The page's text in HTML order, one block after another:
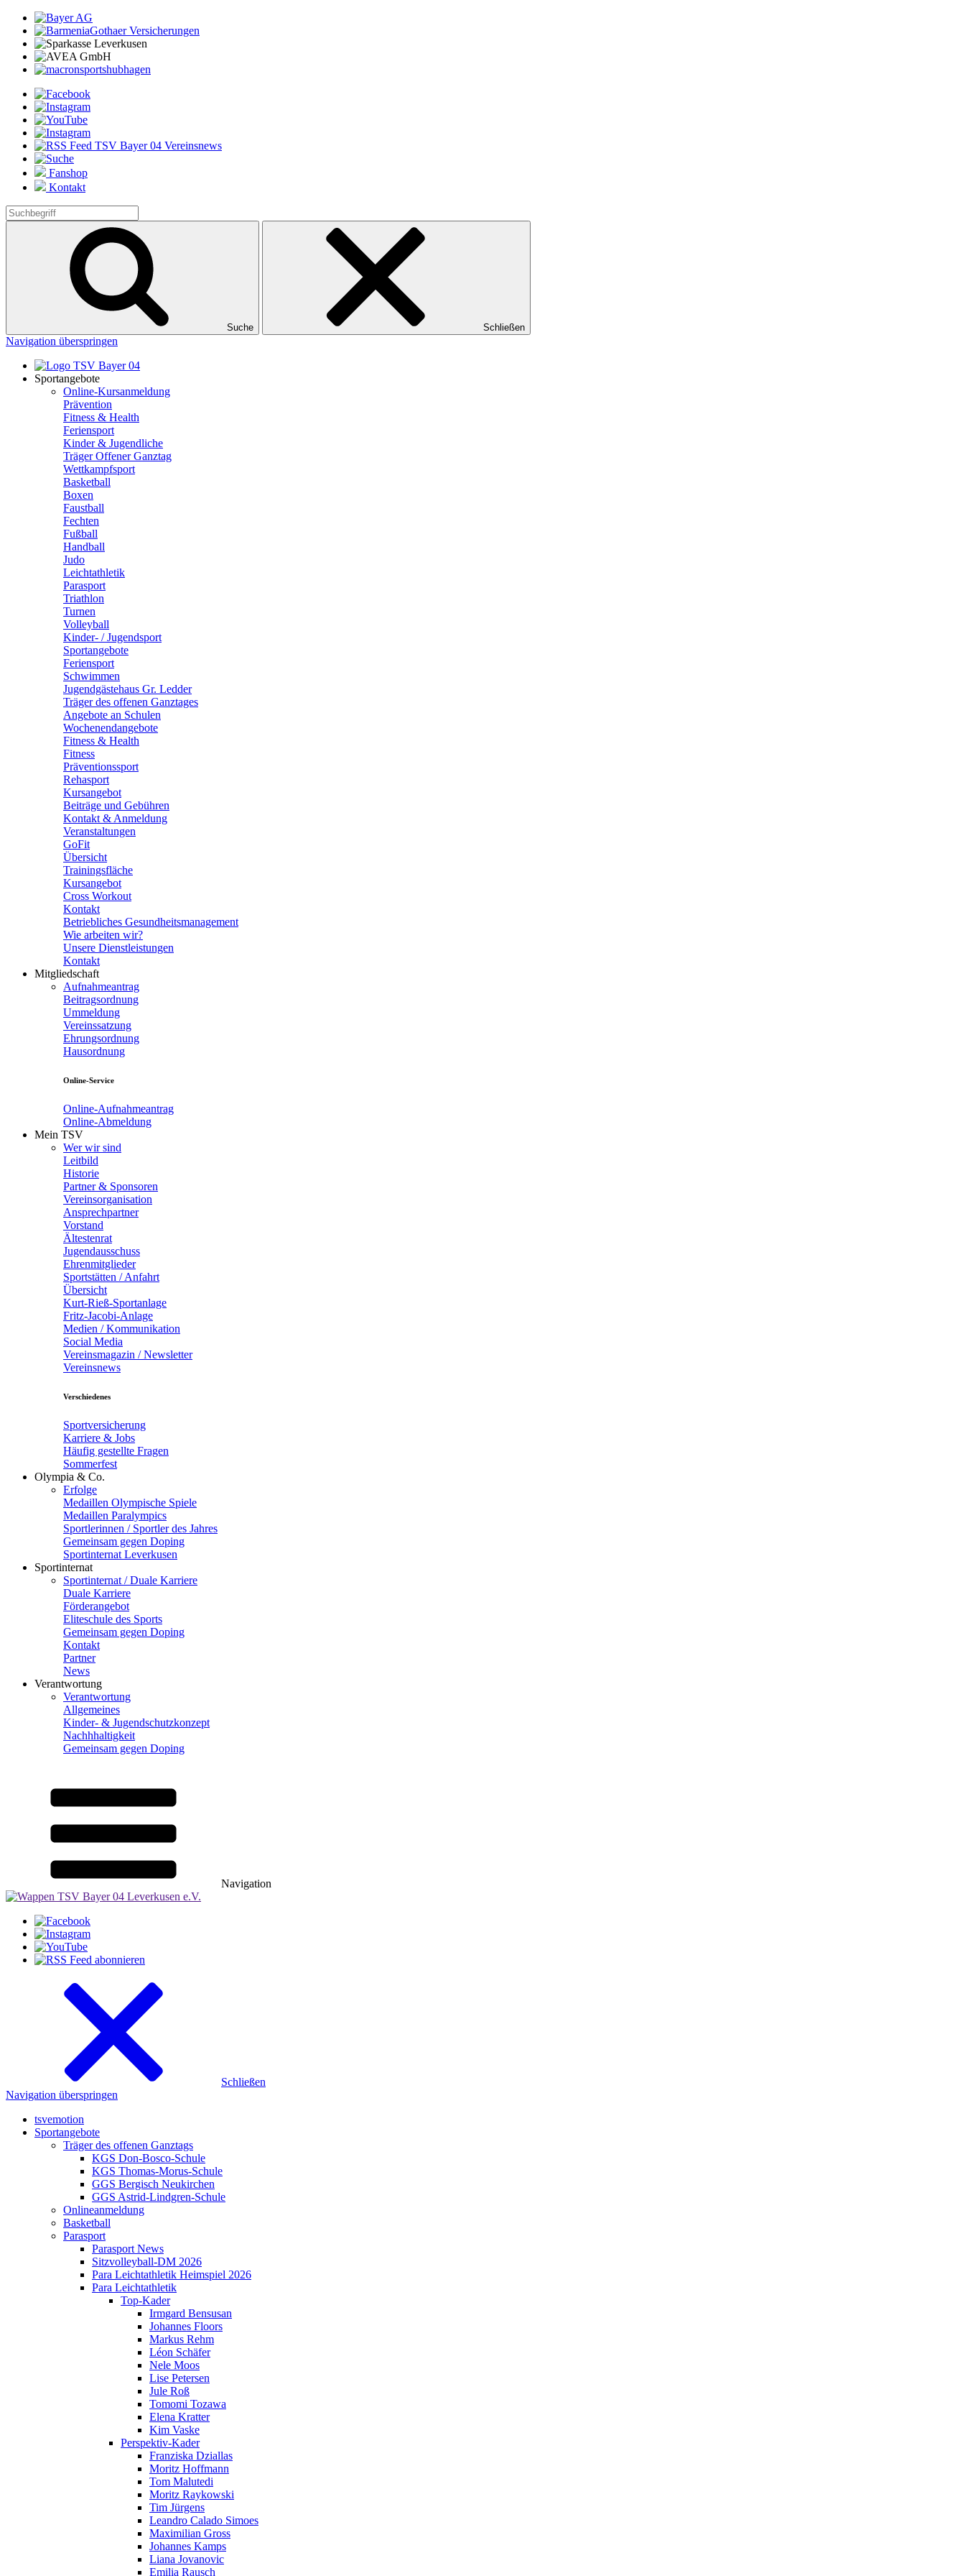
Fanshop
Kontakt
Suche Schließen
Navigation überspringen
Sportangebote
Online-Kursanmeldung
Prävention
Fitness & Health
Feriensport
Kinder & Jugendliche
Träger Offener Ganztag
Wettkampfsport
Basketball
Boxen
Faustball
Fechten
Fußball
Handball
Judo
Leichtathletik
Parasport
Triathlon
Turnen
Volleyball
Kinder- / Jugendsport
Sportangebote
Feriensport
Schwimmen
Jugendgästehaus Gr. Ledder
Träger des offenen Ganztages
Angebote an Schulen
Wochenendangebote
Fitness & Health
Fitness
Präventionssport
Rehasport
Kursangebot
Beiträge und Gebühren
Kontakt & Anmeldung
Veranstaltungen
GoFit
Übersicht
Trainingsfläche
Kursangebot
Cross Workout
Kontakt
Betriebliches Gesundheitsmanagement
Wie arbeiten wir?
Unsere Dienstleistungen
Kontakt
Mitgliedschaft
Aufnahmeantrag
Beitragsordnung
Ummeldung
Vereinssatzung
Ehrungsordnung
Hausordnung
Online-Service
Online-Aufnahmeantrag
Online-Abmeldung
Mein TSV
Wer wir sind
Leitbild
Historie
Partner & Sponsoren
Vereinsorganisation
Ansprechpartner
Vorstand
Ältestenrat
Jugendausschuss
Ehrenmitglieder
Sportstätten / Anfahrt
Übersicht
Kurt-Rieß-Sportanlage
Fritz-Jacobi-Anlage
Medien / Kommunikation
Social Media
Vereinsmagazin / Newsletter
Vereinsnews
Verschiedenes
Sportversicherung
Karriere & Jobs
Häufig gestellte Fragen
Sommerfest
Olympia & Co.
Erfolge
Medaillen Olympische Spiele
Medaillen Paralympics
Sportlerinnen / Sportler des Jahres
Gemeinsam gegen Doping
Sportinternat Leverkusen
Sportinternat
Sportinternat / Duale Karriere
Duale Karriere
Förderangebot
Eliteschule des Sports
Gemeinsam gegen Doping
Kontakt
Partner
News
Verantwortung
Verantwortung
Allgemeines
Kinder- & Jugendschutzkonzept
Nachhhaltigkeit
Gemeinsam gegen Doping
Navigation
Schließen
Navigation überspringen
tsvemotion
Sportangebote
Träger des offenen Ganztags
KGS Don-Bosco-Schule
KGS Thomas-Morus-Schule
GGS Bergisch Neukirchen
GGS Astrid-Lindgren-Schule
Onlineanmeldung
Basketball
Parasport
Parasport News
Sitzvolleyball-DM 2026
Para Leichtathletik Heimspiel 2026
Para Leichtathletik
Top-Kader
Irmgard Bensusan
Johannes Floors
Markus Rehm
Léon Schäfer
Nele Moos
Lise Petersen
Jule Roß
Tomomi Tozawa
Elena Kratter
Kim Vaske
Perspektiv-Kader
Franziska Dziallas
Moritz Hoffmann
Tom Malutedi
Moritz Raykowski
Tim Jürgens
Leandro Calado Simoes
Maximilian Gross
Johannes Kamps
Liana Jovanovic
Emilia Rausch